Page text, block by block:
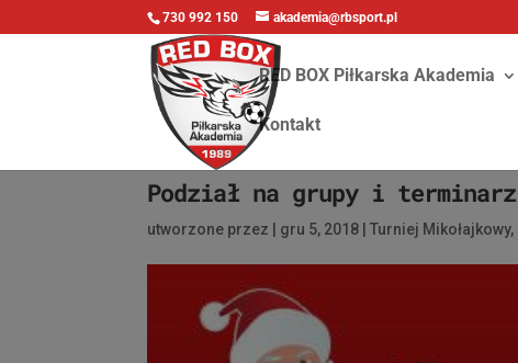
730 992 150 akademia@rbsport.pl
RED BOX Piłkarska Akademia
Kontakt
Podział na grupy i terminarz
utworzone przez gru 5, 2018 |Turniej Mikołajkowy,